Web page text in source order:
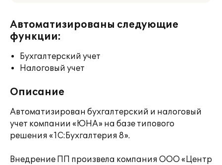
Автоматизированы следующие
функции:
Бухгалтерский учет
Налоговый учет
Описание
Автоматизирован бухгалтерский и налоговый
учет компании «ЮНА» на базе типового
решения «1С:Бухгалтерия 8».
Внедрение ПП произвела компания ООО «Центр